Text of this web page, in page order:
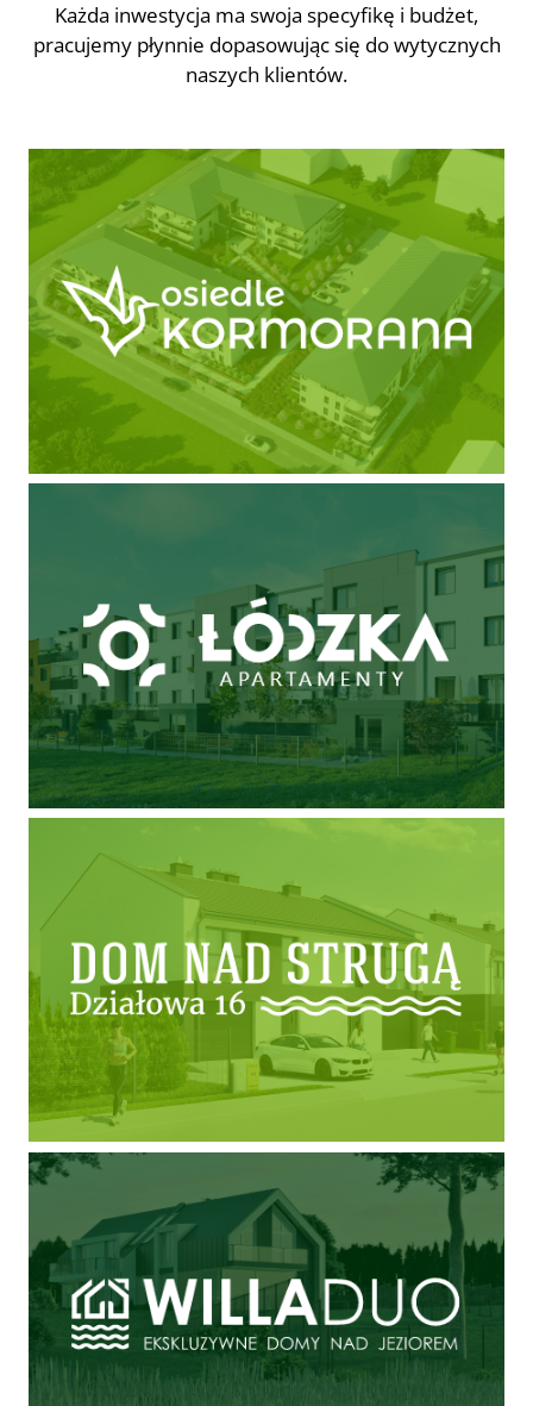
Każda inwestycja ma swoja specyfikę i budżet,
pracujemy płynnie dopasowując się do wytycznych
naszych klientów.